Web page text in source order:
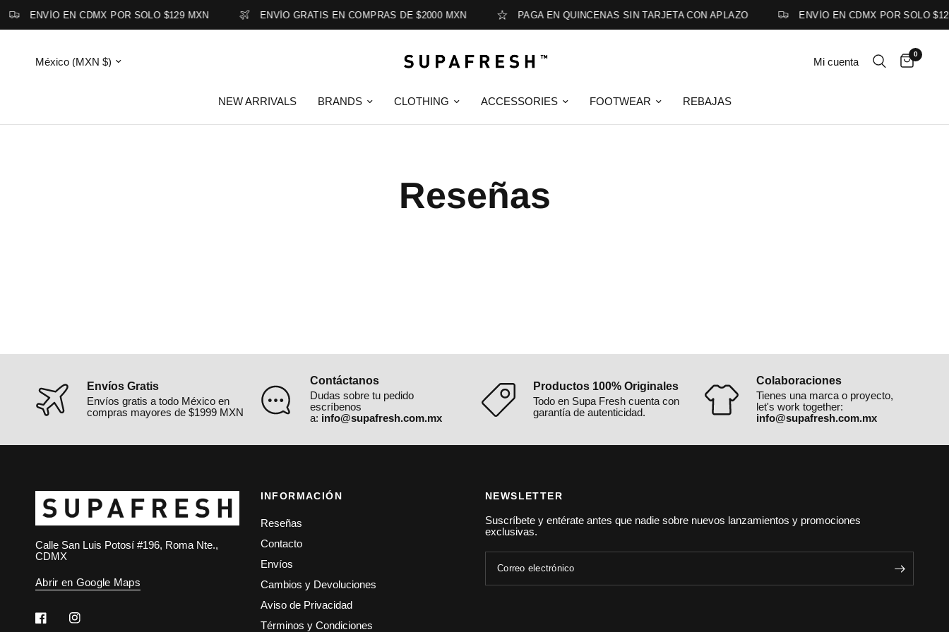
ENVÍO EN CDMX POR SOLO $129 MXN ENVÍO GRATIS EN COMPRAS DE $2000 MXN PAGA EN QUINCENAS SIN TARJETA CON APLAZO ENVÍO EN CDMX POR SOLO $129
Actualizar
país/región
Mi cuenta
0
NEW ARRIVALS BRANDS CLOTHING ACCESSORIES FOOTWEAR REBAJAS
Reseñas
Envíos Gratis
Envíos gratis a todo México en
compras mayores de $1999 MXN
Contáctanos
Dudas sobre tu pedido
escríbenos
a: info@supafresh.com.mx
Productos 100% Originales
Todo en Supa Fresh cuenta con
garantía de autenticidad.
Colaboraciones
Tienes una marca o proyecto,
let's work together:
info@supafresh.com.mx
Calle San Luis Potosí #196, Roma Nte.,
CDMX
Abrir en Google Maps
INFORMACIÓN
Reseñas
Contacto
Envíos
Cambios y Devoluciones
Aviso de Privacidad
Términos y Condiciones
NEWSLETTER
Suscríbete y entérate antes que nadie sobre nuevos lanzamientos y promociones
exclusivas.
Correo electrónico